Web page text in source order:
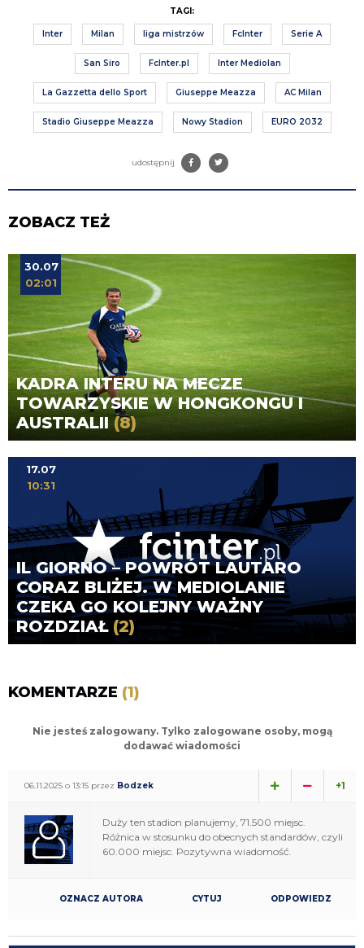
TAGI:
Inter Milan liga mistrzów FcInter Serie A
San Siro FcInter.pl Inter Mediolan
La Gazzetta dello Sport Giuseppe Meazza AC Milan
Stadio Giuseppe Meazza Nowy Stadion EURO 2032
udostępnij
ZOBACZ TEŻ
KADRA INTERU NA MECZE
TOWARZYSKIE W HONGKONGU I
AUSTRALII (8)
30.07
02:01
IL GIORNO – POWRÓT LAUTARO
CORAZ BLIŻEJ. W MEDIOLANIE
CZEKA GO KOLEJNY WAŻNY
ROZDZIAŁ (2)
17.07
10:31
KOMENTARZE (1)
Nie jesteś zalogowany. Tylko zalogowane osoby, mogą
dodawać wiadomości
06.11.2025 o 13:15 przez Bodzek +1
Duży ten stadion planujemy, 71.500 miejsc.
Różnica w stosunku do obecnych standardów, czyli
60.000 miejsc. Pozytywna wiadomość.
OZNACZ AUTORA CYTUJ ODPOWIEDZ